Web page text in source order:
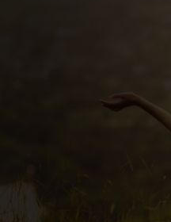
Pacotes de Férias